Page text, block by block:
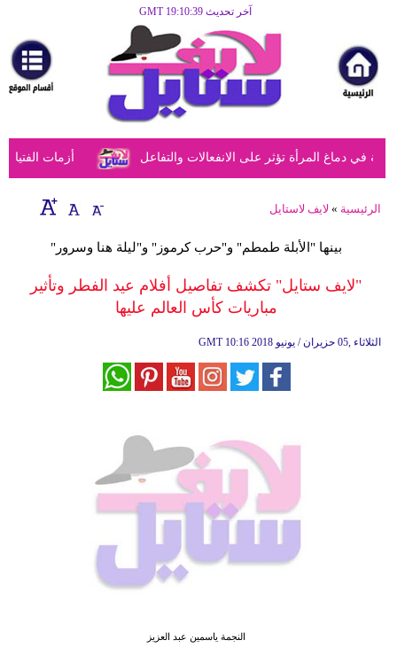
آخر تحديث GMT 19:10:39
مرأة
أزياء
أزياء
إسلامية
أزمات الفتيات دماغ المرأة تؤثر على الانفعالات والتفاعل
الرئيسية » لايف لاستايل
بينها "الأبلة طمطم" و"حرب كرموز" و"ليلة هنا وسرور"
"لايف ستايل" تكشف تفاصيل أفلام عيد الفطر وتأثير
مباريات كأس العالم عليها
GMT 10:16 2018 الثلاثاء ,05 حزيران / يونيو
النجمة ياسمين عبد العزيز